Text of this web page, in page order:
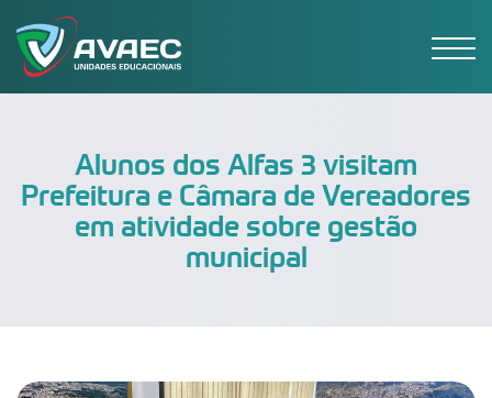
Alunos dos Alfas 3 visitam
Prefeitura e Câmara de Vereadores
em atividade sobre gestão
municipal